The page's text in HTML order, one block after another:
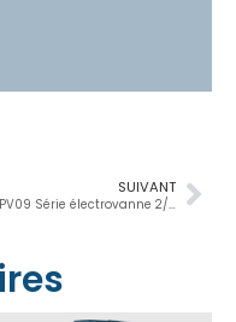
SUIVANT